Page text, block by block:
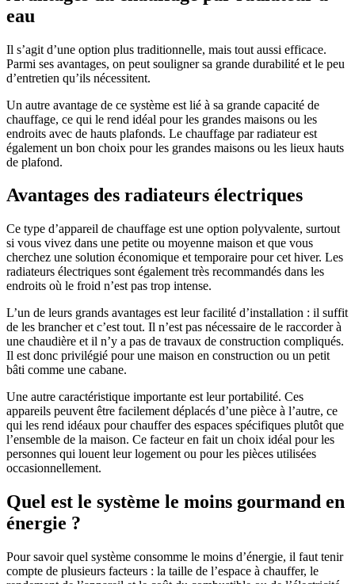
eau
Il s’agit d’une option plus traditionnelle, mais tout aussi efficace.
Parmi ses avantages, on peut souligner sa grande durabilité et le peu
d’entretien qu’ils nécessitent.
Un autre avantage de ce système est lié à sa grande capacité de
chauffage, ce qui le rend idéal pour les grandes maisons ou les
endroits avec de hauts plafonds. Le chauffage par radiateur est
également un bon choix pour les grandes maisons ou les lieux hauts
de plafond.
Avantages des radiateurs électriques
Ce type d’appareil de chauffage est une option polyvalente, surtout
si vous vivez dans une petite ou moyenne maison et que vous
cherchez une solution économique et temporaire pour cet hiver. Les
radiateurs électriques sont également très recommandés dans les
endroits où le froid n’est pas trop intense.
L’un de leurs grands avantages est leur facilité d’installation : il suffit
de les brancher et c’est tout. Il n’est pas nécessaire de le raccorder à
une chaudière et il n’y a pas de travaux de construction compliqués.
Il est donc privilégié pour une maison en construction ou un petit
bâti comme une cabane.
Une autre caractéristique importante est leur portabilité. Ces
appareils peuvent être facilement déplacés d’une pièce à l’autre, ce
qui les rend idéaux pour chauffer des espaces spécifiques plutôt que
l’ensemble de la maison. Ce facteur en fait un choix idéal pour les
personnes qui louent leur logement ou pour les pièces utilisées
occasionnellement.
Quel est le système le moins gourmand en
énergie ?
Pour savoir quel système consomme le moins d’énergie, il faut tenir
compte de plusieurs facteurs : la taille de l’espace à chauffer, le